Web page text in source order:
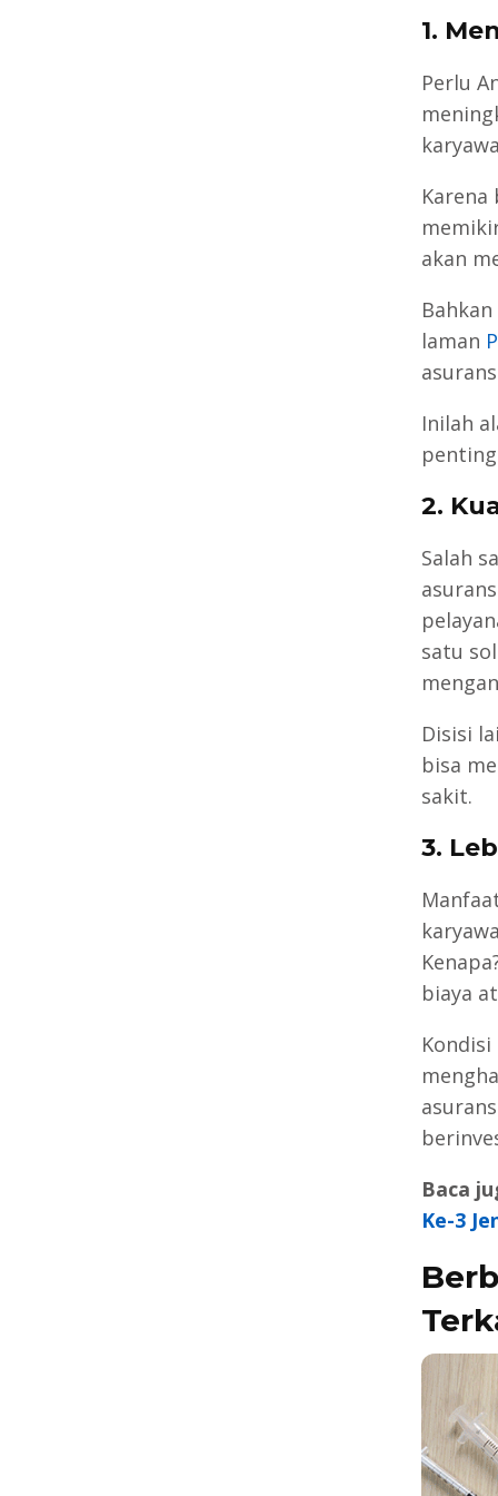
1.
Perlu
Karena
akan
laman
Inilah
2.
Salah
satu
Disisi
bisa
sakit.
3.
biaya
Baca
Ke-3